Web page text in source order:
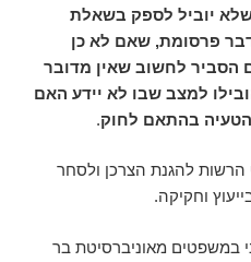
שלא יוביל לספק בשאלת
דבר פרסומת, שאם לא כן
הסביר לחשוב שאין מדובר
למצב שבו לא יידע האם
בהתאם לחוק.
להגנת הצרכן ולסחר
וחקיקה.
במשפטים מאוניברסיטת בר